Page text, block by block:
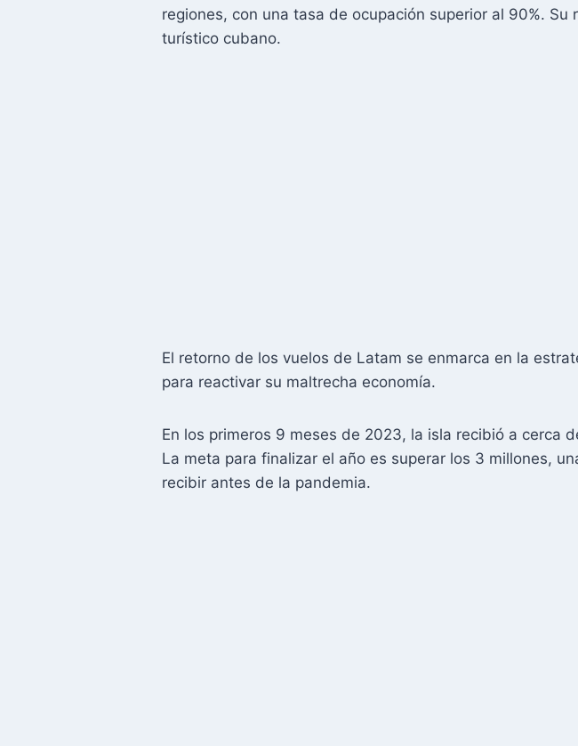
regiones, con una tasa de ocupación superior al 90%.
turístico cubano.
El retorno de los vuelos de Latam se enmarca en la
para reactivar su maltrecha economía.
En los primeros 9 meses de 2023, la isla recibió a cerca
La meta para finalizar el año es superar los 3 millones,
recibir antes de la pandemia.